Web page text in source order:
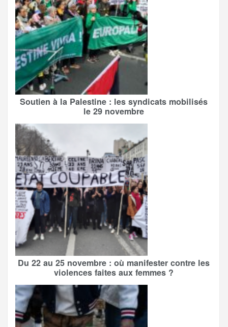
Soutien à la Palestine : les syndicats mobilisés
le 29 novembre
Du 22 au 25 novembre : où manifester contre les
violences faites aux femmes ?